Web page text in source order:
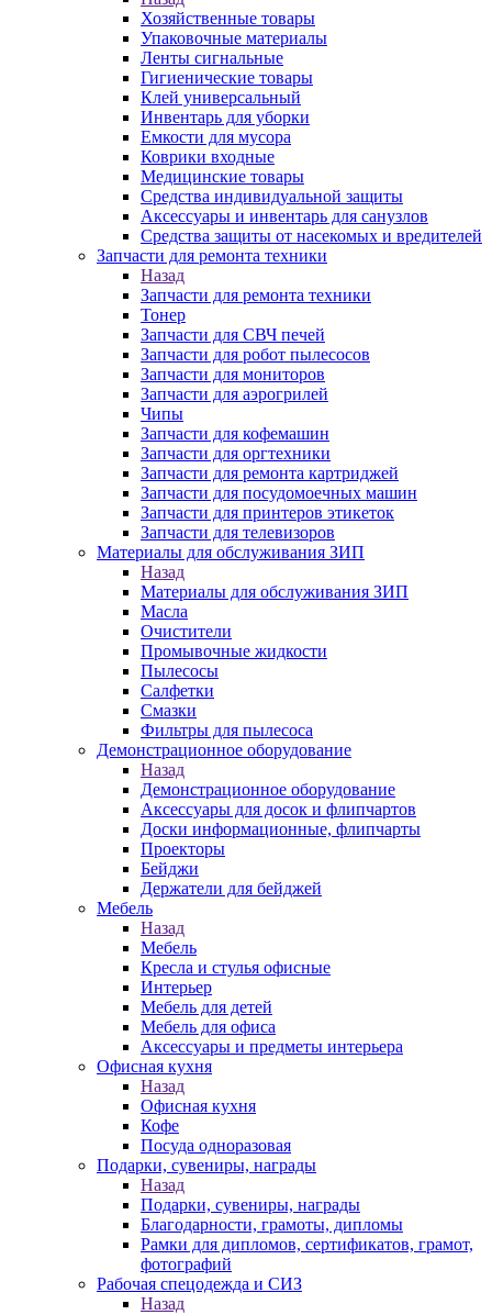
Хозяйственные товары
Упаковочные материалы
Ленты сигнальные
Гигиенические товары
Клей универсальный
Инвентарь для уборки
Емкости для мусора
Коврики входные
Медицинские товары
Средства индивидуальной защиты
Аксессуары и инвентарь для санузлов
Средства защиты от насекомых и вредителей
Запчасти для ремонта техники
Назад
Запчасти для ремонта техники
Тонер
Запчасти для СВЧ печей
Запчасти для робот пылесосов
Запчасти для мониторов
Запчасти для аэрогрилей
Чипы
Запчасти для кофемашин
Запчасти для оргтехники
Запчасти для ремонта картриджей
Запчасти для посудомоечных машин
Запчасти для принтеров этикеток
Запчасти для телевизоров
Материалы для обслуживания ЗИП
Назад
Материалы для обслуживания ЗИП
Масла
Очистители
Промывочные жидкости
Пылесосы
Салфетки
Смазки
Фильтры для пылесоса
Демонстрационное оборудование
Назад
Демонстрационное оборудование
Аксессуары для досок и флипчартов
Доски информационные, флипчарты
Проекторы
Бейджи
Держатели для бейджей
Мебель
Назад
Мебель
Кресла и стулья офисные
Интерьер
Мебель для детей
Мебель для офиса
Аксессуары и предметы интерьера
Офисная кухня
Назад
Офисная кухня
Кофе
Посуда одноразовая
Подарки, сувениры, награды
Назад
Подарки, сувениры, награды
Благодарности, грамоты, дипломы
Рамки для дипломов, сертификатов, грамот,
фотографий
Рабочая спецодежда и СИЗ
Назад